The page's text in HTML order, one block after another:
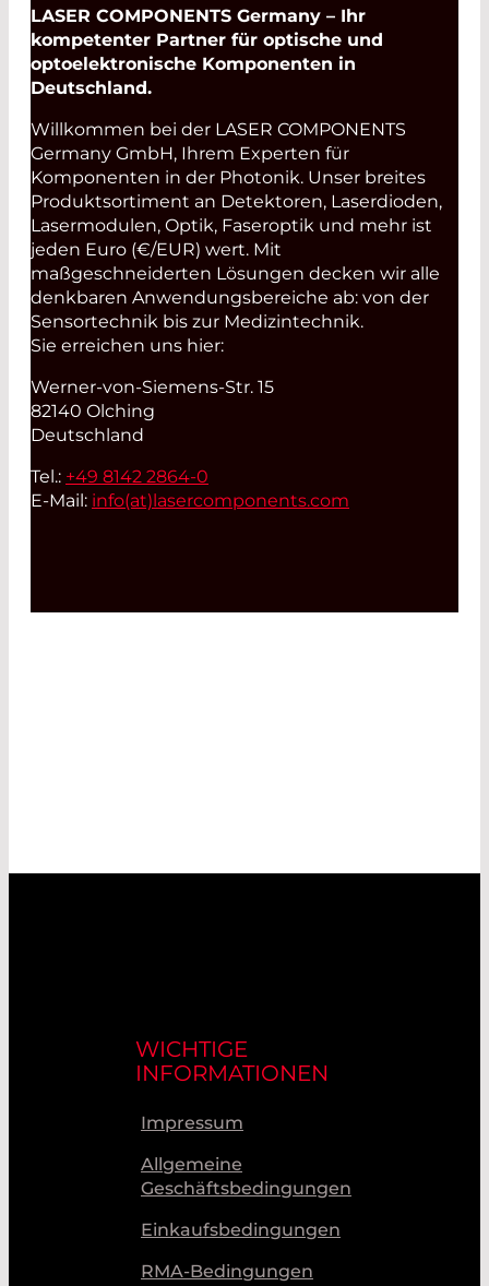
LASER COMPONENTS Germany – Ihr
kompetenter Partner für optische und
optoelektronische Komponenten in
Deutschland.
Willkommen bei der LASER COMPONENTS
Germany GmbH, Ihrem Experten für
Komponenten in der Photonik. Unser breites
Produktsortiment an Detektoren, Laserdioden,
Lasermodulen, Optik, Faseroptik und mehr ist
jeden Euro (€/EUR) wert. Mit
maßgeschneiderten Lösungen decken wir alle
denkbaren Anwendungsbereiche ab: von der
Sensortechnik bis zur Medizintechnik.
Sie erreichen uns hier:
Werner-von-Siemens-Str. 15
82140 Olching
Deutschland
Tel.: +49 8142 2864-0
E-Mail: info(at) lasercomponents.com
WICHTIGE
INFORMATIONEN
Impressum
Allgemeine
Geschäftsbedingungen
Einkaufsbedingungen
RMA-Bedingungen